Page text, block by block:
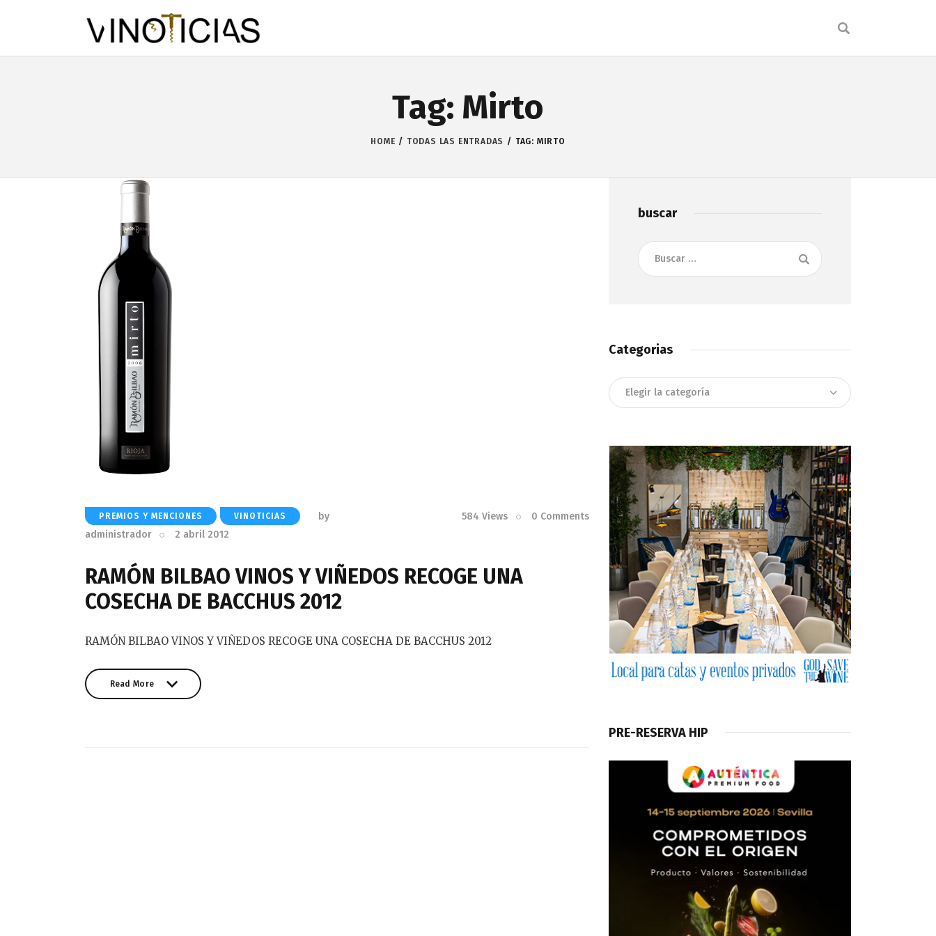
Tag: Mirto
HOME TODAS LAS ENTRADAS TAG: MIRTO
PREMIOS Y MENCIONES VINOTICIAS
by
administrador
2 abril 2012
584 Views 0 Comments
RAMÓN BILBAO VINOS Y VIÑEDOS RECOGE UNA
COSECHA DE BACCHUS 2012
RAMÓN BILBAO VINOS Y VIÑEDOS RECOGE UNA COSECHA DE BACCHUS 2012
Read More
buscar
Buscar:
Categorias
Categorias
PRE-RESERVA HIP